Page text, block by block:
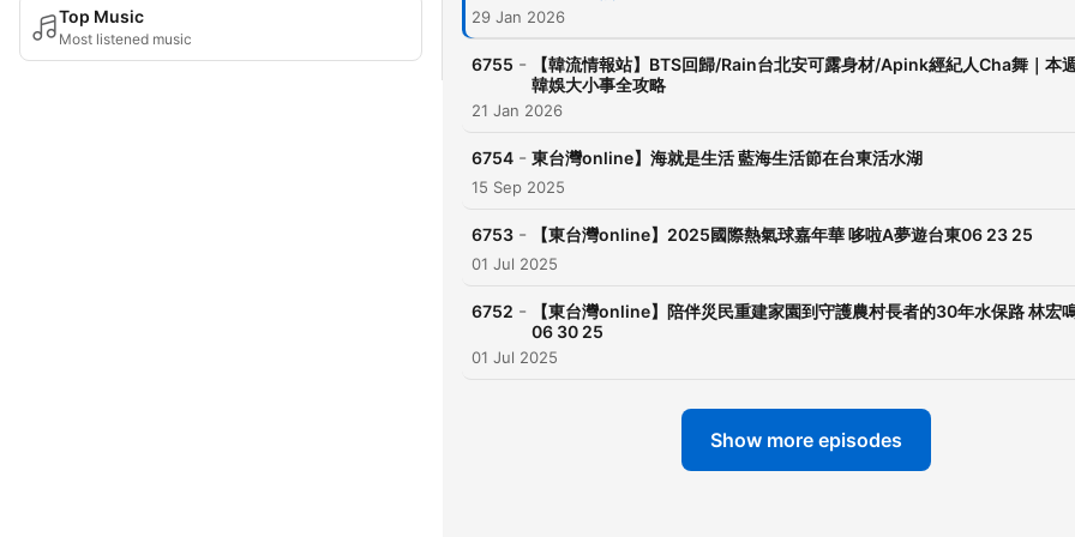
Top Music
Most listened music
29 Jan 2026
6755 -
【韓流情報站】BTS回歸/Rain台北安可露身材/Apink經紀人Cha舞｜本
韓娛大小事全攻略
21 Jan 2026
6754 - 東台灣online】海就是生活 藍海生活節在台東活水湖
15 Sep 2025
6753 - 【東台灣online】2025國際熱氣球嘉年華 哆啦A夢遊台東06 23 25
01 Jul 2025
6752 -
【東台灣online】陪伴災民重建家園到守護農村長者的30年水保路 林宏
06 30 25
01 Jul 2025
Show more episodes